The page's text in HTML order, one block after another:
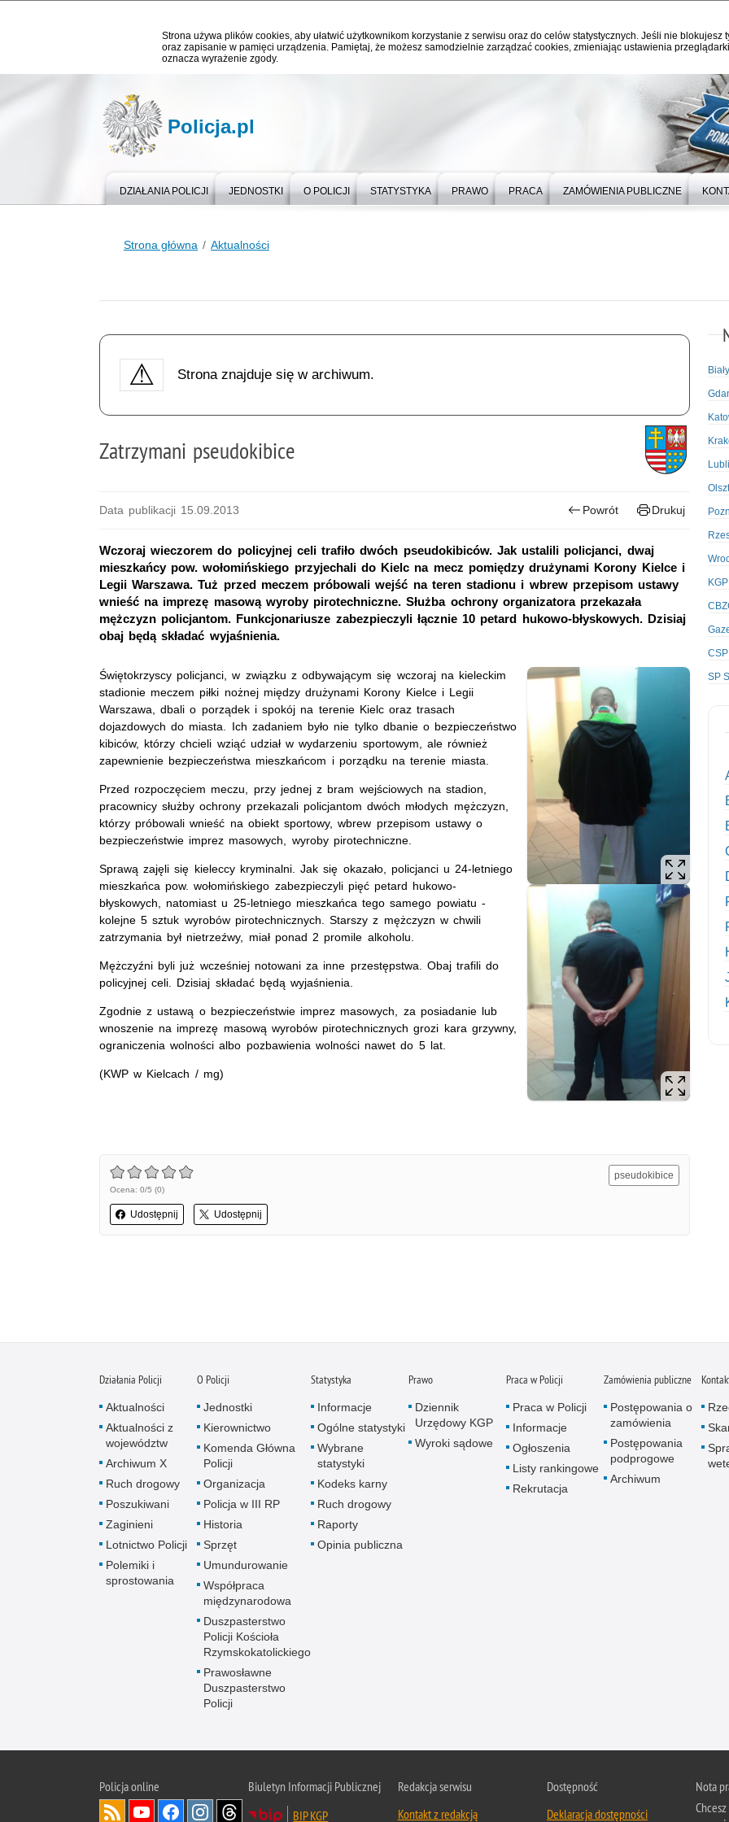
Strona używa plików cookies, aby ułatwić użytkownikom korzystanie z serwisu oraz do celów statystycznych. Jeśli nie blokujesz
oraz zapisanie w pamięci urządzenia. Pamiętaj, że możesz samodzielnie zarządzać cookies, zmieniając ustawienia
oznacza wyrażenie zgody.
Policja.pl
DZIAŁANIA POLICJI JEDNOSTKI O POLICJI STATYSTYKA PRAWO PRACA ZAMÓWIENIA PUBLICZNE
Strona główna Aktualności
Strona znajduje się w archiwum.
Zatrzymani pseudokibice
Data publikacji 15.09.2013 Powrót Drukuj
Wczoraj wieczorem do policyjnej celi trafiło dwóch pseudokibiców. Jak ustalili policjanci, dwaj
mieszkańcy pow. wołomińskiego przyjechali do Kielc na mecz pomiędzy drużynami Korony Kielce i
Legii Warszawa. Tuż przed meczem próbowali wejść na teren stadionu i wbrew przepisom ustawy
wnieść na imprezę masową wyroby pirotechniczne. Służba ochrony organizatora przekazała
mężczyzn policjantom. Funkcjonariusze zabezpieczyli łącznie 10 petard hukowo-błyskowych. Dzisiaj
obaj będą składać wyjaśnienia.
Świętokrzyscy policjanci, w związku z odbywającym się wczoraj na kieleckim
stadionie meczem piłki nożnej między drużynami Korony Kielce i Legii
Warszawa, dbali o porządek i spokój na terenie Kielc oraz trasach
dojazdowych do miasta. Ich zadaniem było nie tylko dbanie o bezpieczeństwo
kibiców, którzy chcieli wziąć udział w wydarzeniu sportowym, ale również
zapewnienie bezpieczeństwa mieszkańcom i porządku na terenie miasta.
Przed rozpoczęciem meczu, przy jednej z bram wejściowych na stadion,
pracownicy służby ochrony przekazali policjantom dwóch młodych mężczyzn,
którzy próbowali wnieść na obiekt sportowy, wbrew przepisom ustawy o
bezpieczeństwie imprez masowych, wyroby pirotechniczne.
Sprawą zajęli się kieleccy kryminalni. Jak się okazało, policjanci u 24-letniego
mieszkańca pow. wołomińskiego zabezpieczyli pięć petard hukowo-
błyskowych, natomiast u 25-letniego mieszkańca tego samego powiatu -
kolejne 5 sztuk wyrobów pirotechnicznych. Starszy z mężczyzn w chwili
zatrzymania był nietrzeźwy, miał ponad 2 promile alkoholu.
Mężczyźni byli już wcześniej notowani za inne przestępstwa. Obaj trafili do
policyjnej celi. Dzisiaj składać będą wyjaśnienia.
Zgodnie z ustawą o bezpieczeństwie imprez masowych, za posiadanie lub
wnoszenie na imprezę masową wyrobów pirotechnicznych grozi kara grzywny,
ograniczenia wolności albo pozbawienia wolności nawet do 5 lat.
(KWP w Kielcach / mg)
Ocena: 0/5 (0)
Udostępnij Udostępnij
pseudokibice
KGP
SP
Działania Policji
Aktualności
Aktualności z
województw
Archiwum X
Ruch drogowy
Poszukiwani
Zaginieni
Lotnictwo Policji
Polemiki i
sprostowania
O Policji
Jednostki
Kierownictwo
Komenda Główna
Policji
Organizacja
Policja w III RP
Historia
Sprzęt
Umundurowanie
Współpraca
międzynarodowa
Duszpasterstwo
Policji Kościoła
Rzymskokatolickiego
Prawosławne
Duszpasterstwo
Policji
Statystyka
Informacje
Ogólne statystyki
Wybrane
statystyki
Kodeks karny
Ruch drogowy
Raporty
Opinia publiczna
Prawo
Dziennik
Urzędowy KGP
Wyroki sądowe
Praca w Policji
Praca w Policji
Informacje
Ogłoszenia
Listy rankingowe
Rekrutacja
Zamówienia publiczne
Postępowania o
zamówienia
Postępowania
podprogowe
Archiwum
Policjaonline
Biuletyn Informacji Publicznej
BIP KGP
Redakcja serwisu
Kontakt z redakcją
Dostępność
Deklaracja dostępności
Nota